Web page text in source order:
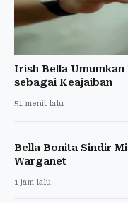
Irish Bella Umumkan
sebagai Keajaiban
51 menit lalu
Bella Bonita Sindir
Warganet
1 jam lalu